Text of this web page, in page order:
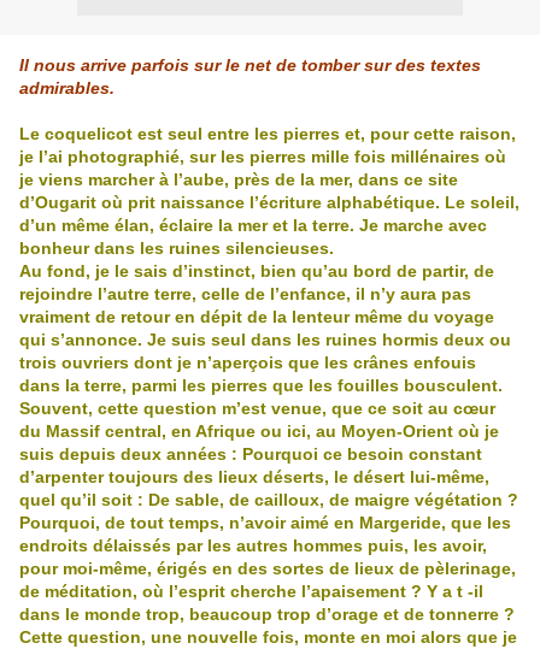
Il nous arrive parfois sur le net de tomber sur des textes
admirables.
Le coquelicot est seul entre les pierres et, pour cette raison,
je l’ai photographié, sur les pierres mille fois millénaires où
je viens marcher à l’aube, près de la mer, dans ce site
d’Ougarit où prit naissance l’écriture alphabétique. Le soleil,
d’un même élan, éclaire la mer et la terre. Je marche avec
bonheur dans les ruines silencieuses.
Au fond, je le sais d’instinct, bien qu’au bord de partir, de
rejoindre l’autre terre, celle de l’enfance, il n’y aura pas
vraiment de retour en dépit de la lenteur même du voyage
qui s’annonce. Je suis seul dans les ruines hormis deux ou
trois ouvriers dont je n’aperçois que les crânes enfouis
dans la terre, parmi les pierres que les fouilles bousculent.
Souvent, cette question m’est venue, que ce soit au cœur
du Massif central, en Afrique ou ici, au Moyen-Orient où je
suis depuis deux années : Pourquoi ce besoin constant
d’arpenter toujours des lieux déserts, le désert lui-même,
quel qu’il soit : De sable, de cailloux, de maigre végétation ?
Pourquoi, de tout temps, n’avoir aimé en Margeride, que les
endroits délaissés par les autres hommes puis, les avoir,
pour moi-même, érigés en des sortes de lieux de pèlerinage,
de méditation, où l’esprit cherche l’apaisement ? Y a t -il
dans le monde trop, beaucoup trop d’orage et de tonnerre ?
Cette question, une nouvelle fois, monte en moi alors que je